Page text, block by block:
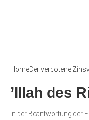
HomeDer verbotene
’Illah des
In der Beantwortung der